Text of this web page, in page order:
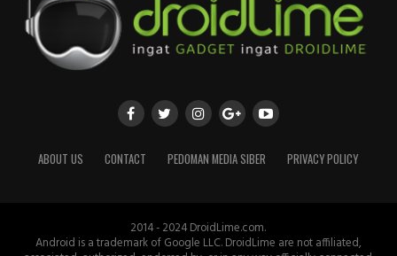
ABOUT US CONTACT PEDOMAN MEDIA SIBER PRIVACY POLICY
2014 - 2024 DroidLime.com.
Android is a trademark of Google LLC. DroidLime are not affiliated,